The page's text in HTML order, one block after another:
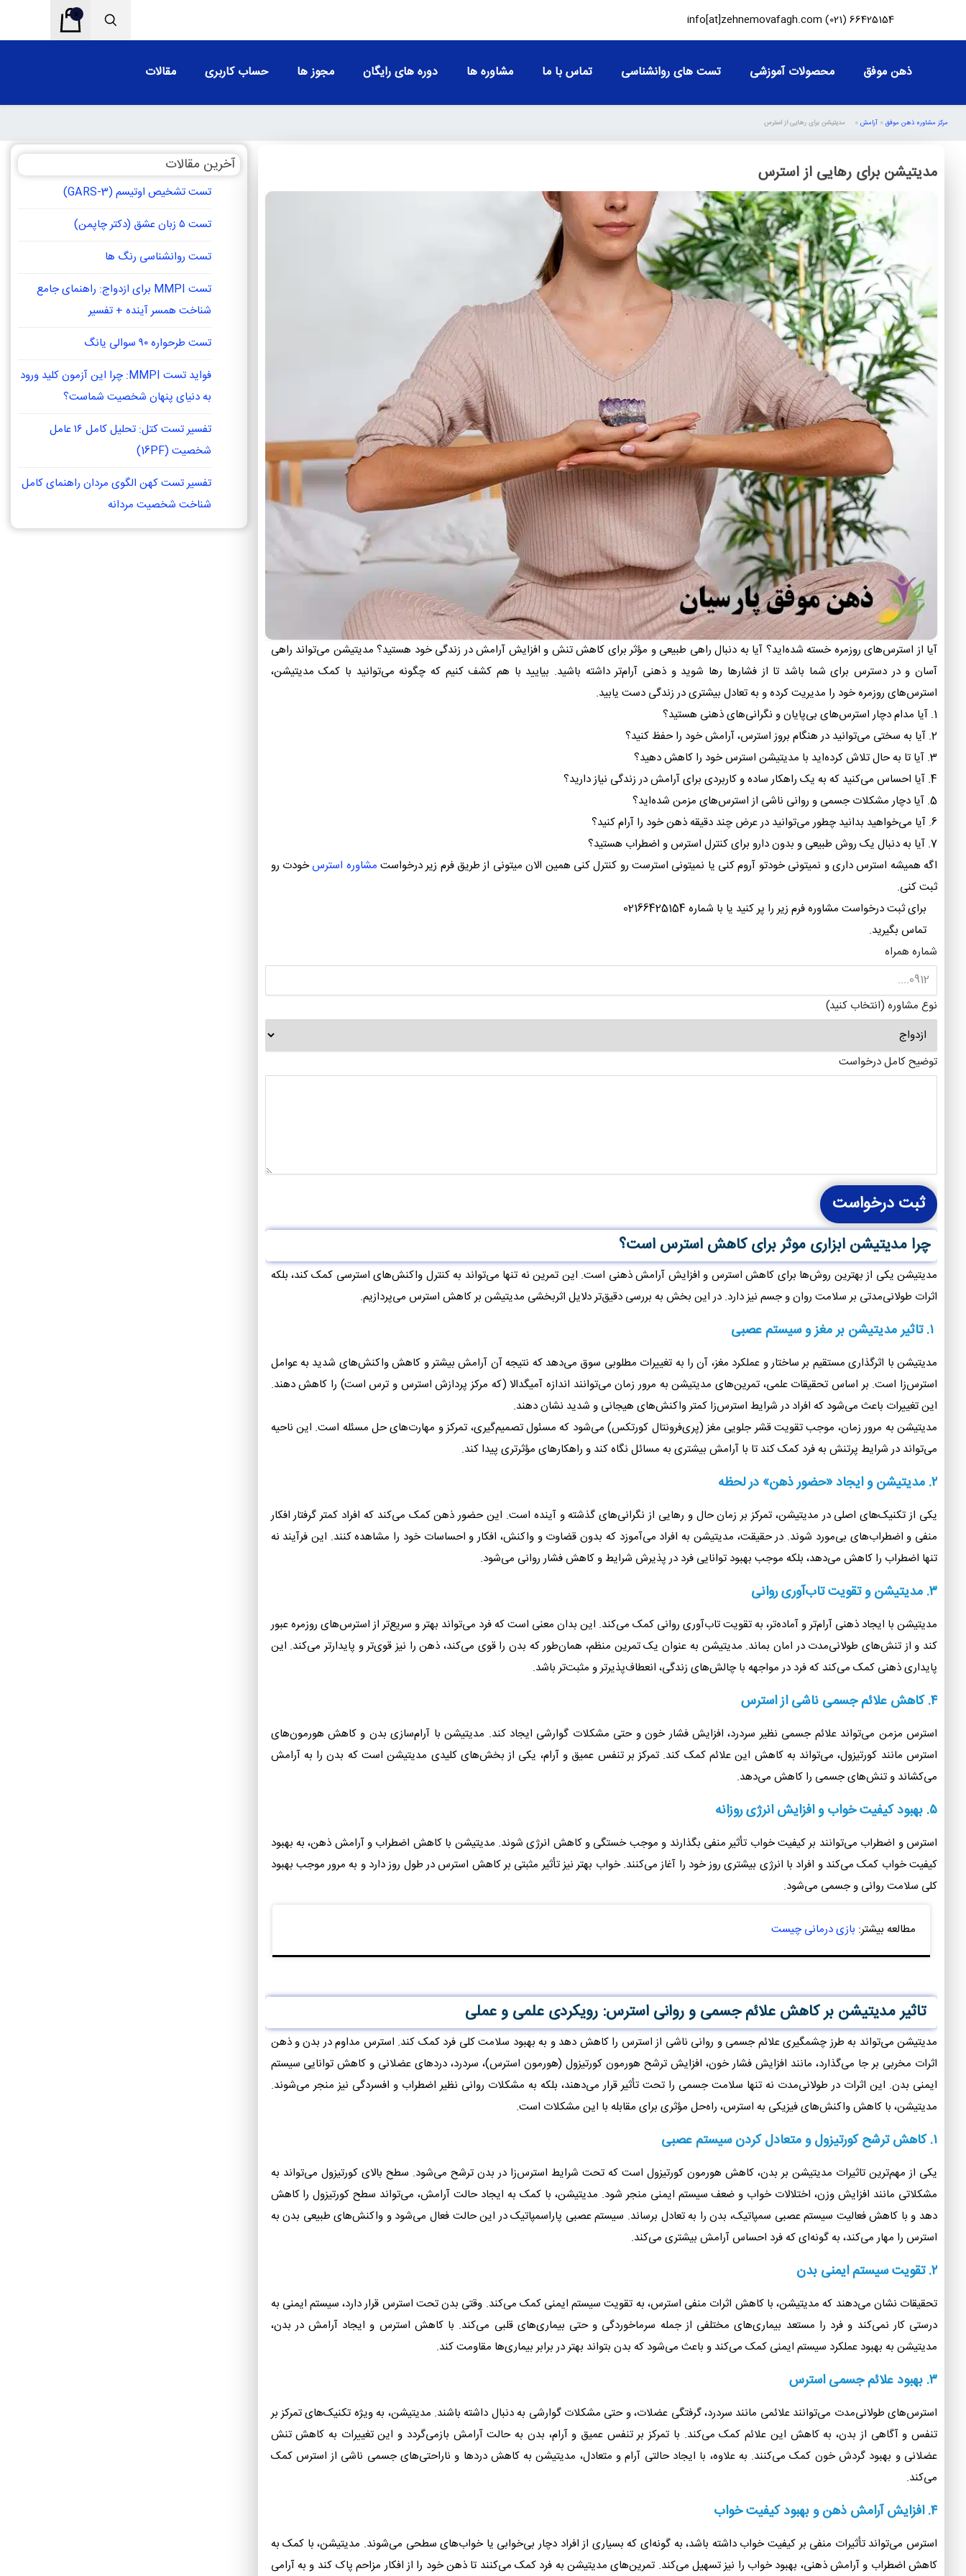
66425154 (021)
info[at]zehnemovafagh.com
0
ذهن موفق محصولات آموزشی تست های روانشناسی تماس با ما مشاوره ها دوره های رایگان مجوز ها حساب کاربری مقالات
مرکز مشاوره ذهن موفق » آرامش » مدیتیشن برای رهایی از استرس
مدیتیشن برای رهایی از استرس
آیا از استرس‌های روزمره خسته شده‌اید؟ آیا به دنبال راهی طبیعی و مؤثر برای کاهش تنش و افزایش آرامش در زندگی خود هستید؟ مدیتیشن می‌تواند راهی
آسان و در دسترس برای شما باشد تا از فشارها رها شوید و ذهنی آرام‌تر داشته باشید. بیایید با هم کشف کنیم که چگونه می‌توانید با کمک مدیتیشن،
استرس‌های روزمره خود را مدیریت کرده و به تعادل بیشتری در زندگی دست یابید.
1. آیا مدام دچار استرس‌های بی‌پایان و نگرانی‌های ذهنی هستید؟
2. آیا به سختی می‌توانید در هنگام بروز استرس، آرامش خود را حفظ کنید؟
3. آیا تا به حال تلاش کرده‌اید با مدیتیشن استرس خود را کاهش دهید؟
4. آیا احساس می‌کنید که به یک راهکار ساده و کاربردی برای آرامش در زندگی نیاز دارید؟
5. آیا دچار مشکلات جسمی و روانی ناشی از استرس‌های مزمن شده‌اید؟
6. آیا می‌خواهید بدانید چطور می‌توانید در عرض چند دقیقه ذهن خود را آرام کنید؟
7. آیا به دنبال یک روش طبیعی و بدون دارو برای کنترل استرس و اضطراب هستید؟
اگه همیشه استرس داری و نمیتونی خودتو آروم کنی یا نمیتونی استرست رو کنترل کنی همین الان میتونی از طریق فرم زیر درخواست مشاوره استرسخودت رو
ثبت کنی.
برای ثبت درخواست مشاوره فرم زیر را پر کنید یا با شماره 02166425154
تماس بگیرید.
شماره همراه
نوع مشاوره (انتخاب کنید)
توضیح کامل درخواست
ثبت درخواست
چرا مدیتیشن ابزاری موثر برای کاهش استرس است؟
مدیتیشن یکی از بهترین روش‌ها برای کاهش استرس و افزایش آرامش ذهنی است. این تمرین نه تنها می‌تواند به کنترل واکنش‌های استرسی کمک کند، بلکه
اثرات طولانی‌مدتی بر سلامت روان و جسم نیز دارد. در این بخش به بررسی دقیق‌تر دلایل اثربخشی مدیتیشن بر کاهش استرس می‌پردازیم.
مدیتیشن با اثرگذاری مستقیم بر ساختار و عملکرد مغز، آن را به تغییرات مطلوبی سوق می‌دهد که نتیجه آن آرامش بیشتر و کاهش واکنش‌های شدید به عوامل
استرس‌زا است. بر اساس تحقیقات علمی، تمرین‌های مدیتیشن به مرور زمان می‌توانند اندازه آمیگدالا (که مرکز پردازش استرس و ترس است) را کاهش دهند.
این تغییرات باعث می‌شود که افراد در شرایط استرس‌زا کمتر واکنش‌های هیجانی و شدید نشان دهند.
مدیتیشن به مرور زمان، موجب تقویت قشر جلویی مغز (پری‌فرونتال کورتکس) می‌شود که مسئول تصمیم‌گیری، تمرکز و مهارت‌های حل مسئله است. این ناحیه
می‌تواند در شرایط پرتنش به فرد کمک کند تا با آرامش بیشتری به مسائل نگاه کند و راهکارهای مؤثرتری پیدا کند.
۲. مدیتیشن و ایجاد «حضور ذهن» در لحظه
یکی از تکنیک‌های اصلی در مدیتیشن، تمرکز بر زمان حال و رهایی از نگرانی‌های گذشته و آینده است. این حضور ذهن کمک می‌کند که افراد کمتر گرفتار افکار
منفی و اضطراب‌های بی‌مورد شوند. در حقیقت، مدیتیشن به افراد می‌آموزد که بدون قضاوت و واکنش، افکار و احساسات خود را مشاهده کنند. این فرآیند نه
تنها اضطراب را کاهش می‌دهد، بلکه موجب بهبود توانایی فرد در پذیرش شرایط و کاهش فشار روانی می‌شود.
۳. مدیتیشن و تقویت تاب‌آوری روانی
مدیتیشن با ایجاد ذهنی آرام‌تر و آماده‌تر، به تقویت تاب‌آوری روانی کمک می‌کند. این بدان معنی است که فرد می‌تواند بهتر و سریع‌تر از استرس‌های روزمره عبور
کند و از تنش‌های طولانی‌مدت در امان بماند. مدیتیشن به عنوان یک تمرین منظم، همان‌طور که بدن را قوی می‌کند، ذهن را نیز قوی‌تر و پایدارتر می‌کند. این
پایداری ذهنی کمک می‌کند که فرد در مواجهه با چالش‌های زندگی، انعطاف‌پذیرتر و مثبت‌تر باشد.
۴. کاهش علائم جسمی ناشی از استرس
استرس مزمن می‌تواند علائم جسمی نظیر سردرد، افزایش فشار خون و حتی مشکلات گوارشی ایجاد کند. مدیتیشن با آرام‌سازی بدن و کاهش هورمون‌های
استرس مانند کورتیزول، می‌تواند به کاهش این علائم کمک کند. تمرکز بر تنفس عمیق و آرام، یکی از بخش‌های کلیدی مدیتیشن است که بدن را به آرامش
می‌کشاند و تنش‌های جسمی را کاهش می‌دهد.
۵. بهبود کیفیت خواب و افزایش انرژی روزانه
استرس و اضطراب می‌توانند بر کیفیت خواب تأثیر منفی بگذارند و موجب خستگی و کاهش انرژی شوند. مدیتیشن با کاهش اضطراب و آرامش ذهن، به بهبود
کیفیت خواب کمک می‌کند و افراد با انرژی بیشتری روز خود را آغاز می‌کنند. خواب بهتر نیز تأثیر مثبتی بر کاهش استرس در طول روز دارد و به مرور موجب بهبود
کلی سلامت روانی و جسمی می‌شود.
مطالعه بیشتر: بازی درمانی چیست
تاثیر مدیتیشن بر کاهش علائم جسمی و روانی استرس: رویکردی علمی و عملی
مدیتیشن می‌تواند به طرز چشمگیری علائم جسمی و روانی ناشی از استرس را کاهش دهد و به بهبود سلامت کلی فرد کمک کند. استرس مداوم در بدن و ذهن
اثرات مخربی بر جا می‌گذارد، مانند افزایش فشار خون، افزایش ترشح هورمون کورتیزول (هورمون استرس)، سردرد، دردهای عضلانی و کاهش توانایی سیستم
ایمنی بدن. این اثرات در طولانی‌مدت نه تنها سلامت جسمی را تحت تأثیر قرار می‌دهند، بلکه به مشکلات روانی نظیر اضطراب و افسردگی نیز منجر می‌شوند.
مدیتیشن، با کاهش واکنش‌های فیزیکی به استرس، راه‌حل مؤثری برای مقابله با این مشکلات است.
۱. کاهش ترشح کورتیزول و متعادل کردن سیستم عصبی
یکی از مهم‌ترین تاثیرات مدیتیشن بر بدن، کاهش هورمون کورتیزول است که تحت شرایط استرس‌زا در بدن ترشح می‌شود. سطح بالای کورتیزول می‌تواند به
مشکلاتی مانند افزایش وزن، اختلالات خواب و ضعف سیستم ایمنی منجر شود. مدیتیشن، با کمک به ایجاد حالت آرامش، می‌تواند سطح کورتیزول را کاهش
دهد و با کاهش فعالیت سیستم عصبی سمپاتیک، بدن را به تعادل برساند. سیستم عصبی پاراسمپاتیک در این حالت فعال می‌شود و واکنش‌های طبیعی بدن به
استرس را مهار می‌کند، به گونه‌ای که فرد احساس آرامش بیشتری می‌کند.
۲. تقویت سیستم ایمنی بدن
تحقیقات نشان می‌دهند که مدیتیشن، با کاهش اثرات منفی استرس، به تقویت سیستم ایمنی کمک می‌کند. وقتی بدن تحت استرس قرار دارد، سیستم ایمنی به
درستی کار نمی‌کند و فرد را مستعد بیماری‌های مختلفی از جمله سرماخوردگی و حتی بیماری‌های قلبی می‌کند. با کاهش استرس و ایجاد آرامش در بدن،
مدیتیشن به بهبود عملکرد سیستم ایمنی کمک می‌کند و باعث می‌شود که بدن بتواند بهتر در برابر بیماری‌ها مقاومت کند.
۳. بهبود علائم جسمی استرس
استرس‌های طولانی‌مدت می‌توانند علائمی مانند سردرد، گرفتگی عضلات، و حتی مشکلات گوارشی به دنبال داشته باشند. مدیتیشن، به ویژه تکنیک‌های تمرکز بر
تنفس و آگاهی از بدن، به کاهش این علائم کمک می‌کند. با تمرکز بر تنفس عمیق و آرام، بدن به حالت آرامش بازمی‌گردد و این تغییرات به کاهش تنش
عضلانی و بهبود گردش خون کمک می‌کنند. به علاوه، با ایجاد حالتی آرام و متعادل، مدیتیشن به کاهش دردها و ناراحتی‌های جسمی ناشی از استرس کمک
می‌کند.
۴. افزایش آرامش ذهن و بهبود کیفیت خواب
استرس می‌تواند تأثیرات منفی بر کیفیت خواب داشته باشد، به گونه‌ای که بسیاری از افراد دچار بی‌خوابی یا خواب‌های سطحی می‌شوند. مدیتیشن، با کمک به
کاهش اضطراب و آرامش ذهنی، بهبود خواب را نیز تسهیل می‌کند. تمرین‌های مدیتیشن به فرد کمک می‌کنند تا ذهن خود را از افکار مزاحم پاک کند و به آرامی
آخرین مقالات
تست تشخیص اوتیسم (GARS-3)
تست ۵ زبان عشق (دکتر چاپمن)
تست روانشناسی رنگ ها
تست MMPI برای ازدواج: راهنمای جامع
شناخت همسر آینده + تفسیر
تست طرحواره ۹۰ سوالی یانگ
فواید تست MMPI: چرا این آزمون کلید ورود
به دنیای پنهان شخصیت شماست؟
تفسیر تست کتل: تحلیل کامل ۱۶ عامل
شخصیت (16PF)
تفسیر تست کهن الگوی مردان راهنمای کامل
شناخت شخصیت مردانه